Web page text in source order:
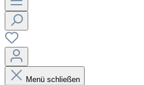
Menü schließen